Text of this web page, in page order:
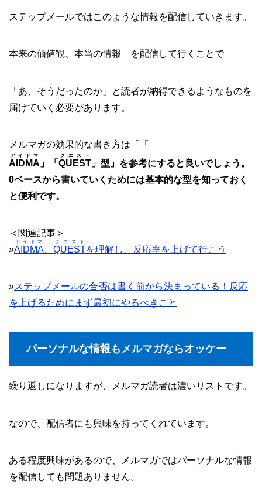
ステップメールではこのような情報を配信していきます。
本来の価値観、本当の情報 を配信して行くことで
「あ、そうだったのか」と読者が納得できるようなものを
届けていく必要があります。
メルマガの効果的な書き方は「「
AIDMA
アイドマ
」「 QUEST
クエスト
」型」を参考にすると良いでしょう。
0ベースから書いていくためには基本的な型を知っておく
と便利です。
＜関連記事＞
»AIDMA
アイドマ
QUEST
クエスト
を理解し、反応率を上げて行こう
»ステップメールの合否は書く前から決まっている！反応
を上げるためにまず最初にやるべきこと
パーソナルな情報もメルマガならオッケー
繰り返しになりますが、メルマガ読者は濃いリストです。
なので、配信者にも興味を持ってくれています。
ある程度興味があるので、メルマガではパーソナルな情報
を配信しても問題ありません。